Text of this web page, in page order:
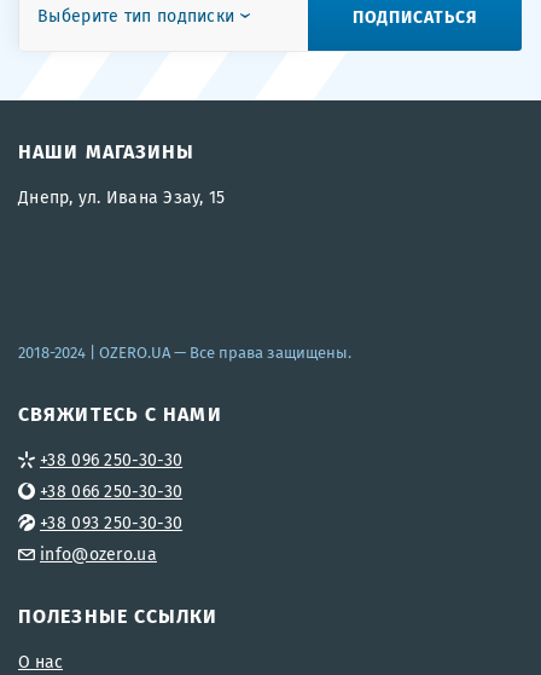
Выберите тип подписки ПОДПИСАТЬСЯ
НАШИ МАГАЗИНЫ
Днепр, ул. Ивана Эзау, 15
2018-2024 | OZERO.UA— Все права защищены.
СВЯЖИТЕСЬ С НАМИ
+38 096 250-30-30
+38 066 250-30-30
+38 093 250-30-30
info@ozero.ua
ПОЛЕЗНЫЕ ССЫЛКИ
О нас